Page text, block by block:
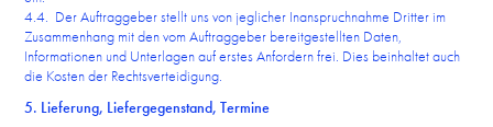
4.4. Der Auftraggeber stellt uns von jeglicher Inanspruchnahme Dritter im
Zusammenhang mit den vom Auftraggeber bereitgestellten Daten,
Informationen und Unterlagen auf erstes Anfordern frei. Dies beinhaltet auch
die Kosten der Rechtsverteidigung.
5. Lieferung, Liefergegenstand, Termine